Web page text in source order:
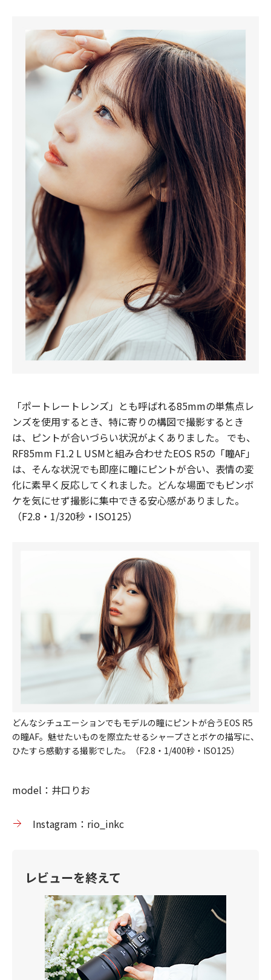
「ポートレートレンズ」とも呼ばれる85mmの単焦点レ
ンズを使用するとき、特に寄りの構図で撮影するとき
は、ピントが合いづらい状況がよくありました。 でも、
RF85mm F1.2 L USMと組み合わせたEOS R5の「瞳AF」
は、そんな状況でも即座に瞳にピントが合い、表情の変
化に素早く反応してくれました。どんな場面でもピンボ
ケを気にせず撮影に集中できる安心感がありました。
（F2.8・1/320秒・ISO125）
どんなシチュエーションでもモデルの瞳にピントが合うEOS R5
の瞳AF。魅せたいものを際立たせるシャープさとボケの描写に、
ひたすら感動する撮影でした。（F2.8・1/400秒・ISO125）
model：井口りお
Instagram：rio_inkc
レビューを終えて